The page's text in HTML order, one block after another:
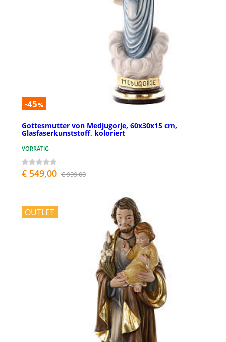
-45%
Gottesmutter von Medjugorje, 60x30x15 cm,
Glasfaserkunststoff, koloriert
VORRÄTIG
€ 549,00 € 999,00
OUTLET